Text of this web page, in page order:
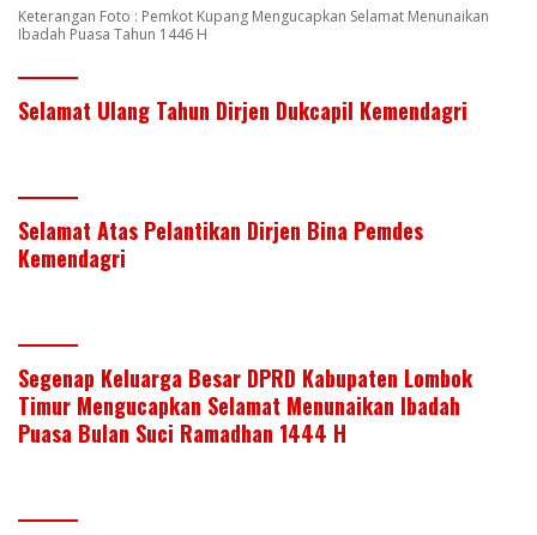
Keterangan Foto : Pemkot Kupang Mengucapkan Selamat Menunaikan
Ibadah Puasa Tahun 1446 H
Selamat Ulang Tahun Dirjen Dukcapil Kemendagri
Selamat Atas Pelantikan Dirjen Bina Pemdes
Kemendagri
Segenap Keluarga Besar DPRD Kabupaten Lombok
Timur Mengucapkan Selamat Menunaikan Ibadah
Puasa Bulan Suci Ramadhan 1444 H